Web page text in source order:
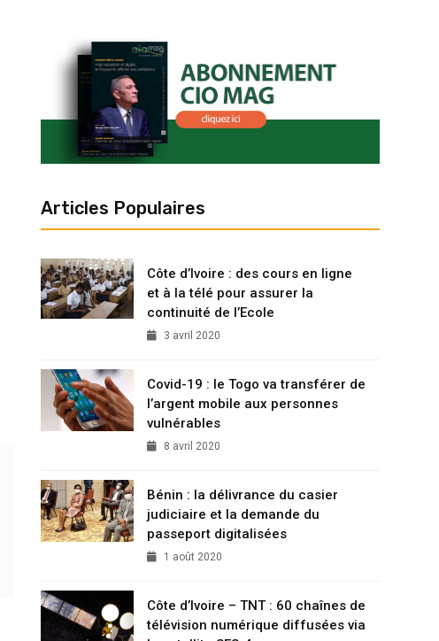
Articles Populaires
Côte d’Ivoire : des cours en ligne
et à la télé pour assurer la
continuité de l’Ecole
3 avril 2020
Covid-19 : le Togo va transférer de
l’argent mobile aux personnes
vulnérables
8 avril 2020
Bénin : la délivrance du casier
judiciaire et la demande du
passeport digitalisées
1 août 2020
Côte d’Ivoire – TNT : 60 chaînes de
télévision numérique diffusées via